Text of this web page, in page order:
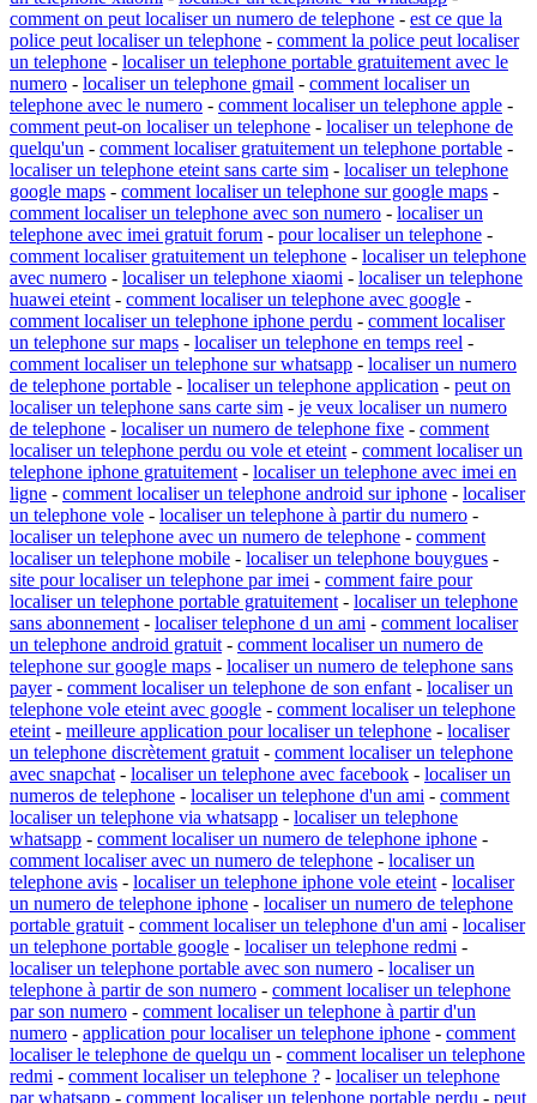
comment on peut localiser un numero de telephone - est ce que la
police peut localiser un telephone - comment la police peut localiser
un telephone - localiser un telephone portable gratuitement avec le
numero - localiser un telephone gmail - comment localiser un
telephone avec le numero - comment localiser un telephone apple -
comment peut-on localiser un telephone - localiser un telephone de
quelqu'un - comment localiser gratuitement un telephone portable -
localiser un telephone eteint sans carte sim - localiser un telephone
google maps - comment localiser un telephone sur google maps -
comment localiser un telephone avec son numero - localiser un
telephone avec imei gratuit forum - pour localiser un telephone -
comment localiser gratuitement un telephone - localiser un telephone
avec numero - localiser un telephone xiaomi - localiser un telephone
huawei eteint - comment localiser un telephone avec google -
comment localiser un telephone iphone perdu - comment localiser
un telephone sur maps - localiser un telephone en temps reel -
comment localiser un telephone sur whatsapp - localiser un numero
de telephone portable - localiser un telephone application - peut on
localiser un telephone sans carte sim - je veux localiser un numero
de telephone - localiser un numero de telephone fixe - comment
localiser un telephone perdu ou vole et eteint - comment localiser un
telephone iphone gratuitement - localiser un telephone avec imei en
ligne - comment localiser un telephone android sur iphone - localiser
un telephone vole - localiser un telephone à partir du numero -
localiser un telephone avec un numero de telephone - comment
localiser un telephone mobile - localiser un telephone bouygues -
site pour localiser un telephone par imei - comment faire pour
localiser un telephone portable gratuitement - localiser un telephone
sans abonnement - localiser telephone d un ami - comment localiser
un telephone android gratuit - comment localiser un numero de
telephone sur google maps - localiser un numero de telephone sans
payer- comment localiser un telephone de son enfant - localiser un
telephone vole eteint avec google - comment localiser un telephone
eteint - meilleure application pour localiser un telephone - localiser
un telephone discrètement gratuit - comment localiser un telephone
avec snapchat - localiser un telephone avec facebook - localiser un
numeros de telephone - localiser un telephone d'un ami - comment
localiser un telephone via whatsapp - localiser un telephone
whatsapp - comment localiser un numero de telephone iphone -
comment localiser avec un numero de telephone - localiser un
telephone avis - localiser un telephone iphone vole eteint - localiser
un numero de telephone iphone - localiser un numero de telephone
portable gratuit - comment localiser un telephone d'un ami - localiser
un telephone portable google - localiser un telephone redmi -
localiser un telephone portable avec son numero - localiser un
telephone à partir de son numero - comment localiser un telephone
par son numero - comment localiser un telephone à partir d'un
numero - application pour localiser un telephone iphone - comment
localiser le telephone de quelqu un - comment localiser un telephone
redmi - comment localiser un telephone ? - localiser un telephone
par whatsapp - comment localiser un telephone portable perdu - peut